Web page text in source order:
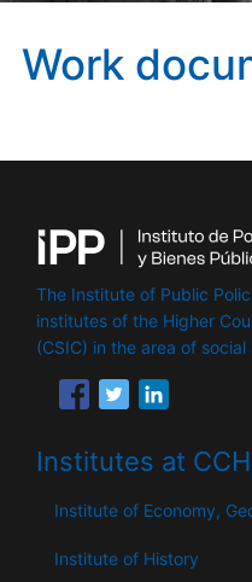
Work
The Institute of Public
institutes of the Higher
(CSIC) in the area of
Institutes at
Institute of Economy,
Institute of History